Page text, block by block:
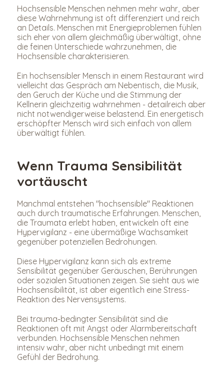
Hochsensible Menschen nehmen mehr wahr, aber
diese Wahrnehmung ist oft differenziert und reich
an Details. Menschen mit Energieproblemen fühlen
sich eher von allem gleichmäßig überwältigt, ohne
die feinen Unterschiede wahrzunehmen, die
Hochsensible charakterisieren.
Ein hochsensibler Mensch in einem Restaurant wird
vielleicht das Gespräch am Nebentisch, die Musik,
den Geruch der Küche und die Stimmung der
Kellnerin gleichzeitig wahrnehmen - detailreich aber
nicht notwendigerweise belastend. Ein energetisch
erschöpfter Mensch wird sich einfach von allem
überwältigt fühlen.
Wenn Trauma Sensibilität
vortäuscht
Manchmal entstehen "hochsensible" Reaktionen
auch durch traumatische Erfahrungen. Menschen,
die Traumata erlebt haben, entwickeln oft eine
Hypervigilanz - eine übermäßige Wachsamkeit
gegenüber potenziellen Bedrohungen.
Diese Hypervigilanz kann sich als extreme
Sensibilität gegenüber Geräuschen, Berührungen
oder sozialen Situationen zeigen. Sie sieht aus wie
Hochsensibilität, ist aber eigentlich eine Stress-
Reaktion des Nervensystems.
Bei trauma-bedingter Sensibilität sind die
Reaktionen oft mit Angst oder Alarmbereitschaft
verbunden. Hochsensible Menschen nehmen
intensiv wahr, aber nicht unbedingt mit einem
Gefühl der Bedrohung.